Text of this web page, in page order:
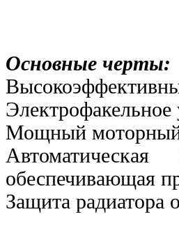
Основные черты:
Электрофакельное
Мощный
обеспечивающая
Защита радиатора